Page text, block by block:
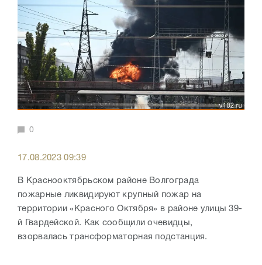
0
17.08.2023 09:39
В Краснооктябрьском районе Волгограда
пожарные ликвидируют крупный пожар на
территории «Красного Октября» в районе улицы 39-
й Гвардейской. Как сообщили очевидцы,
взорвалась трансформаторная подстанция.